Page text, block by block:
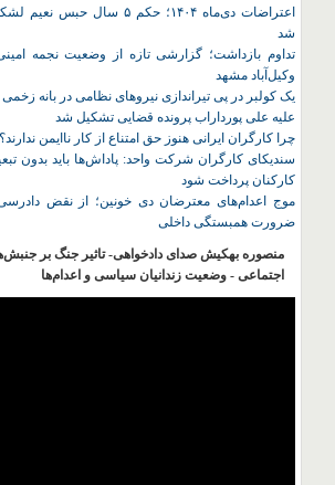
اعتراضات دی‌ماه ۱۴۰۴؛ حکم ۵ سال
شد
تداوم بازداشت؛ گزارشی تازه از وضعیت نجمه
وکیل‌آباد مشهد
یک کولبر در پی تیراندازی نیروهای نظامی در بانه
علیه علی پورداراب پرونده قضایی تشکیل شد
چرا کارگران ایرانی هنوز حق امتناع از کار ناایمن ندارند؟
سندیکای کارگران شرکت واحد: پاداش‌ها باید بدون
کارکنان پرداخت شود
موج اعدام‌های معترضان دی‌ خونین؛ از نقض دادرسی
ضرورت همبستگی داخلی
منصوره بهکیش صدای دادخواهی- تاثیر جنگ بر
اجتماعی - وضعیت زندانیان سیاسی و اعدام‌ها